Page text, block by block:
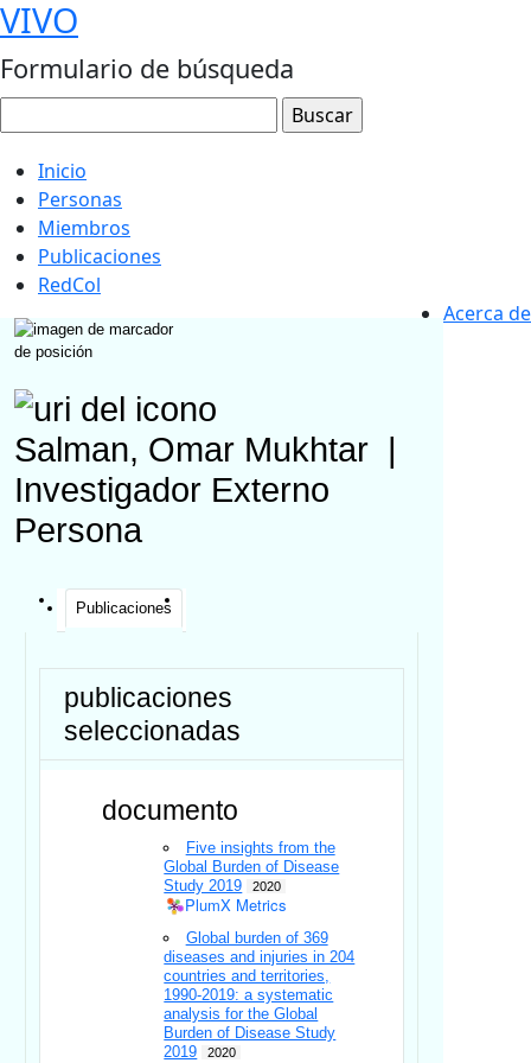
VIVO
Formulario de búsqueda
Inicio
Personas
Miembros
Publicaciones
RedCol
Acerca de
Salman, Omar Mukhtar
Investigador Externo
Persona
Publicaciones
publicaciones
seleccionadas
documento
Five insights from the
Global Burden of Disease
Study 2019
2020
PlumX Metrics
Global burden of 369
diseases and injuries in 204
countries and territories,
1990-2019: a systematic
analysis for the Global
Burden of Disease Study
2019
2020